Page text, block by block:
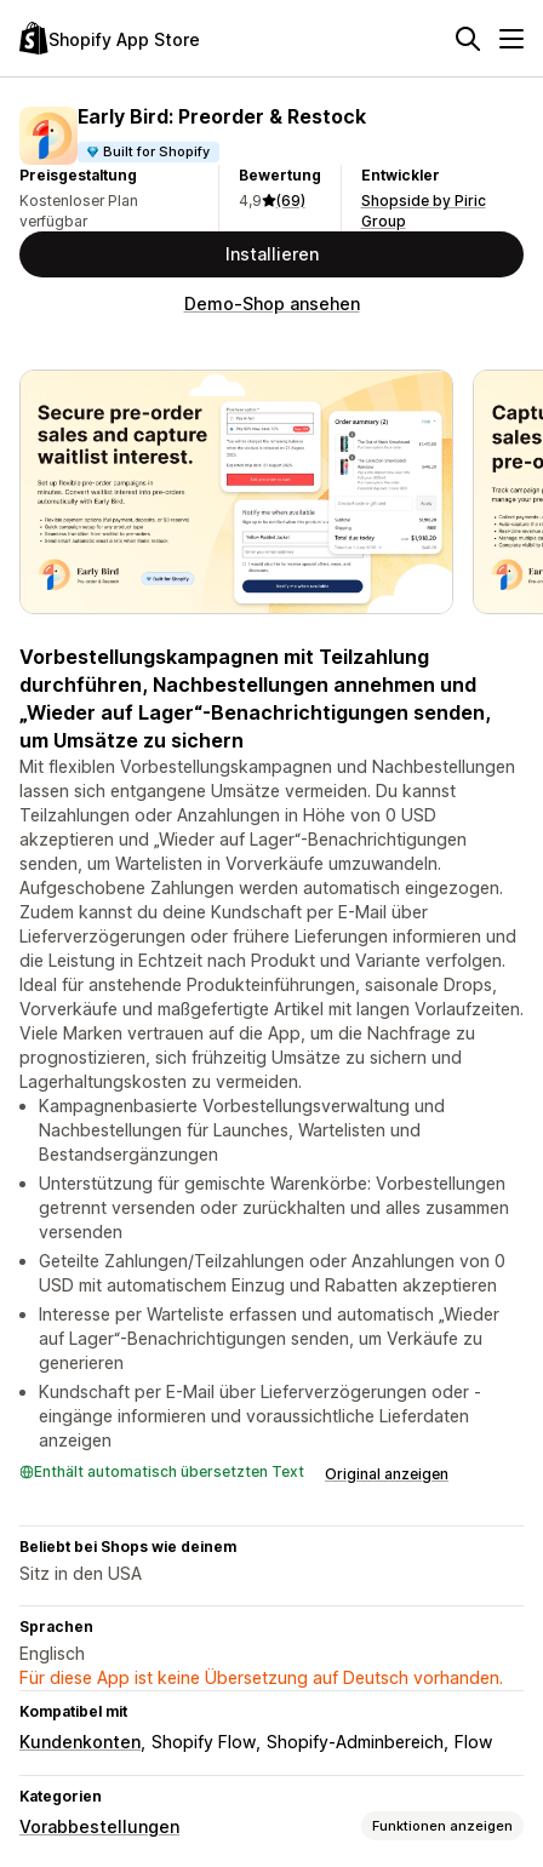
Shopify App Store
Early Bird: Preorder & Restock
Built for Shopify
Preisgestaltung
Kostenloser Plan
verfügbar
Bewertung
4,9
(69)
Entwickler
Shopside by Piric
Group
Installieren
Demo-Shop ansehen
Vorbestellungskampagnen mit Teilzahlung
durchführen, Nachbestellungen annehmen und
„Wieder auf Lager“-Benachrichtigungen senden,
um Umsätze zu sichern
Mit flexiblen Vorbestellungskampagnen und Nachbestellungen
lassen sich entgangene Umsätze vermeiden. Du kannst
Teilzahlungen oder Anzahlungen in Höhe von 0 USD
akzeptieren und „Wieder auf Lager“-Benachrichtigungen
senden, um Wartelisten in Vorverkäufe umzuwandeln.
Aufgeschobene Zahlungen werden automatisch eingezogen.
Zudem kannst du deine Kundschaft per E-Mail über
Lieferverzögerungen oder frühere Lieferungen informieren und
die Leistung in Echtzeit nach Produkt und Variante verfolgen.
Ideal für anstehende Produkteinführungen, saisonale Drops,
Vorverkäufe und maßgefertigte Artikel mit langen Vorlaufzeiten.
Viele Marken vertrauen auf die App, um die Nachfrage zu
prognostizieren, sich frühzeitig Umsätze zu sichern und
Lagerhaltungskosten zu vermeiden.
Kampagnenbasierte Vorbestellungsverwaltung und
Nachbestellungen für Launches, Wartelisten und
Bestandsergänzungen
Unterstützung für gemischte Warenkörbe: Vorbestellungen
getrennt versenden oder zurückhalten und alles zusammen
versenden
Geteilte Zahlungen/Teilzahlungen oder Anzahlungen von 0
USD mit automatischem Einzug und Rabatten akzeptieren
Interesse per Warteliste erfassen und automatisch „Wieder
auf Lager“-Benachrichtigungen senden, um Verkäufe zu
generieren
Kundschaft per E-Mail über Lieferverzögerungen oder -
eingänge informieren und voraussichtliche Lieferdaten
anzeigen
Enthält automatisch übersetzten Text Original anzeigen
Beliebt bei Shops wie deinem
Sitz in den USA
Sprachen
Englisch
Für diese App ist keine Übersetzung auf Deutsch vorhanden.
Kompatibel mit
Kundenkonten Shopify Flow Shopify-Adminbereich Flow
Kategorien
Vorabbestellungen Funktionen anzeigen